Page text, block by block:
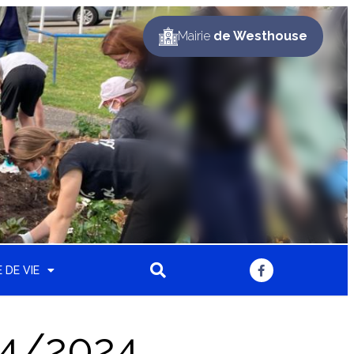
Mairiede Westhouse
DE VIE